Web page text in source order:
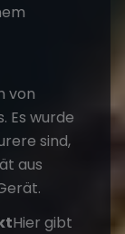
von
Es wurde
sind,
aus
Hier gibt